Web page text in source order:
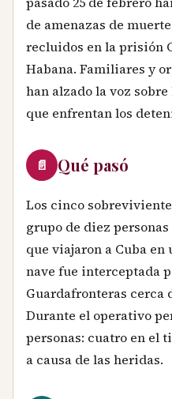
de amenazas de
recluidos en la prisión
Habana. Familiares y
han alzado la voz
que enfrentan los
📄 Qué pasó
Los cinco
grupo de diez
que viajaron a Cuba en
nave fue interceptada
Guardafronteras cerca
Durante el operativo
personas: cuatro en el
a causa de las heridas.